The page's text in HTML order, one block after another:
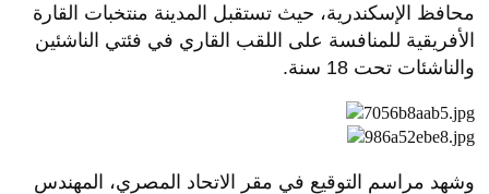
محافظ الإسكندرية، حيث تستقبل المدينة منتخبات القارة
الأفريقية للمنافسة على اللقب القاري في فئتي الناشئين
والناشئات تحت 18 سنة.
وشهد مراسم التوقيع في مقر الاتحاد المصري، المهندس